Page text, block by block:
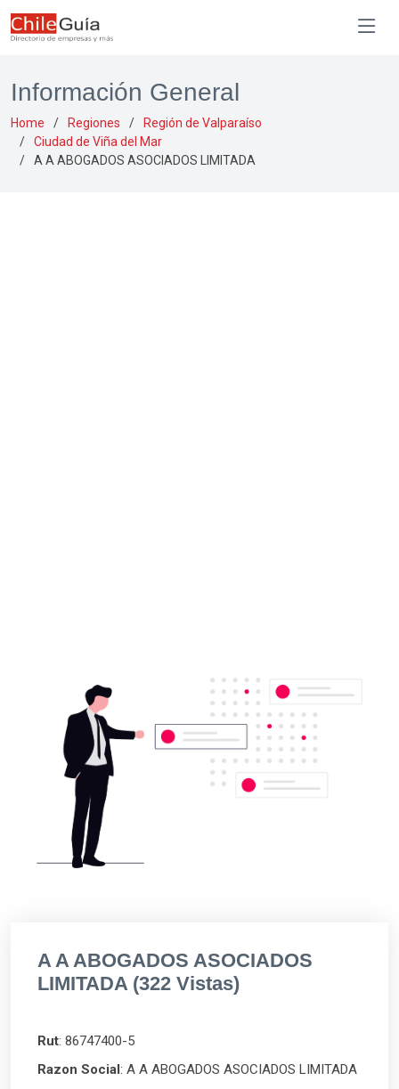
Información General
Home Regiones
Región de Valparaíso
Ciudad de Viña del Mar
A A ABOGADOS ASOCIADOS LIMITADA
A A ABOGADOS ASOCIADOS
LIMITADA (322 Vistas)
Rut: 86747400-5
Razon Social : A A ABOGADOS ASOCIADOS LIMITADA